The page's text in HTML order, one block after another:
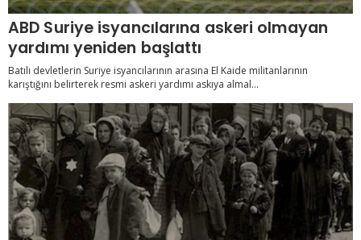
ABD Suriye isyancılarına askeri olmayan
yardımı yeniden başlattı
Batılı devletlerin Suriye isyancılarının arasına El Kaide militanlarının
karıştığını belirterek resmi askeri yardımı askıya almal...